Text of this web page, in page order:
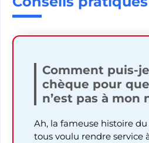
Comment puis-
chèque pour
n’est pas à mon
Ah, la fameuse histoire
tous voulu rendre service